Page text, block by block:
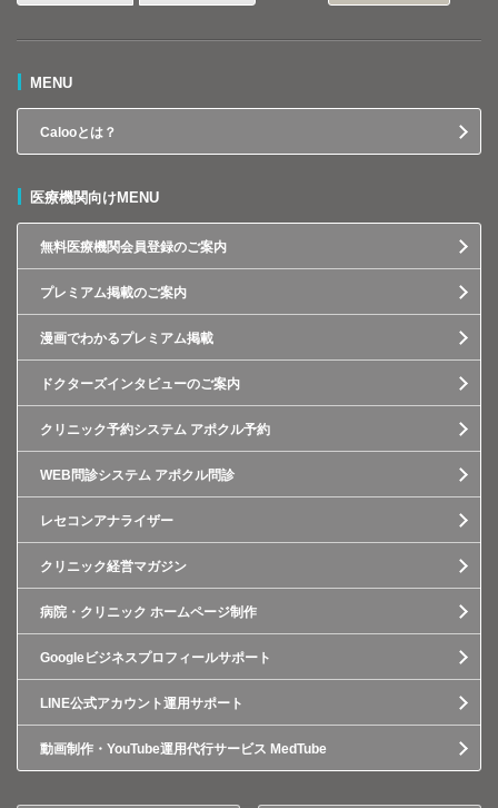
MENU
Calooとは？
医療機関向けMENU
無料医療機関会員登録のご案内
プレミアム掲載のご案内
漫画でわかるプレミアム掲載
ドクターズインタビューのご案内
クリニック予約システム アポクル予約
WEB問診システム アポクル問診
レセコンアナライザー
クリニック経営マガジン
病院・クリニック ホームページ制作
Googleビジネスプロフィールサポート
LINE公式アカウント運用サポート
動画制作・YouTube運用代行サービス MedTube